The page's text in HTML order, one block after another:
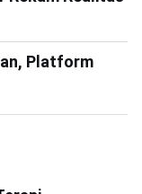
Platform